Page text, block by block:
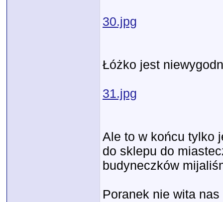
30.jpg
Łóżko jest
31.jpg
Ale to w końcu tylko
do sklepu do
budyneczków
Poranek nie wita